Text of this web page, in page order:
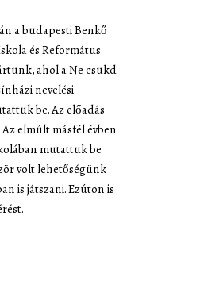
a budapesti Benkő
és Református
ahol a Ne csukd
nevelési
be. Az előadás
elmúlt másfél évben
mutattuk be
volt lehetőségünk
is játszani. Ezúton is